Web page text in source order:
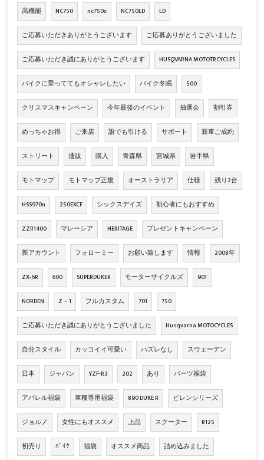
高機能 NC750 nc750x NC750LD LD
ご応募いただきありがとうございます ご応募ありがとうございました
ご応募いただき誠にありがとうございます HUSQVARNA MOTOTRCYCLES
バイクに乗っててもオシャレしたい バイク冬眠 500
クリスマスキャンペーン 今年最後のイベント 抽選会 割引券
めっちゃお得 ご来店 誰でも引ける サポート 新車ご成約
ストリート 通販 購入 青森県 宮城県 岩手県
モトマップ モトマップ正規 オーストラリア 仕様 残り2台
HSS970n 250EXCF シックスデイズ 初心者にもおすすめ
ZZR1400 マレーシア HERITAGE プレゼントキャンペーン
新アカウント フォローミー お願い致します 情報 2008年
ZX‐6R 600 SUPERDUKER モーターサイクルズ 901
NORDEN Z－1 フルカスタム 701 750
ご応募いただき誠にありがとうございました Husqvarna MOTOCYCLES
自分スタイル カッコイイ可愛い ハズレなし スウェーデン
日本 ジャパン YZF-R3 202 あり パーツ福袋
アパレル福袋 車種専用福袋 890 DUKE R ピレンシリーズ
ジョルノ 女性にもオススメ 上品 スクーター R125
初売り ﾊﾞｲｸ 福袋 オススメ商品 詰め込みました